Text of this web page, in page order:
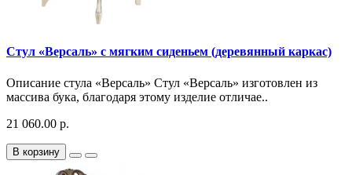
Стул «Версаль» с мягким сиденьем (деревянный каркас)
Описание стула «Версаль» Стул «Версаль» изготовлен из
массива бука, благодаря этому изделие отличае..
21 060.00 р.
В корзину